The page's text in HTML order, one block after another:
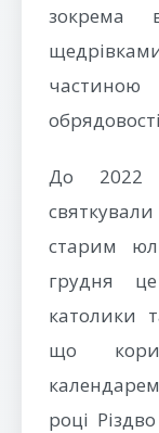
зокрема
До 2022
старим
грудня
католики
що
році